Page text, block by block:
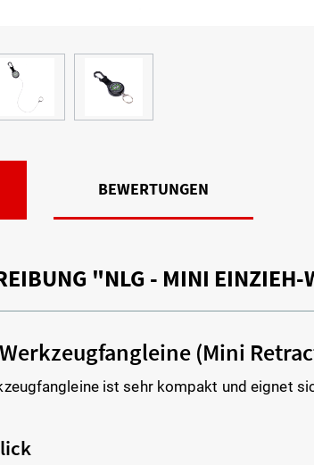
BEWERTUNGEN
"NLG - MINI
(Mini
ist sehr kompakt und eignet